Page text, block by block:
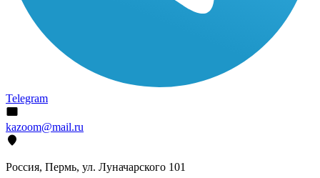
Telegram
kazoom@mail.ru
Россия, Пермь, ул. Луначарского 101